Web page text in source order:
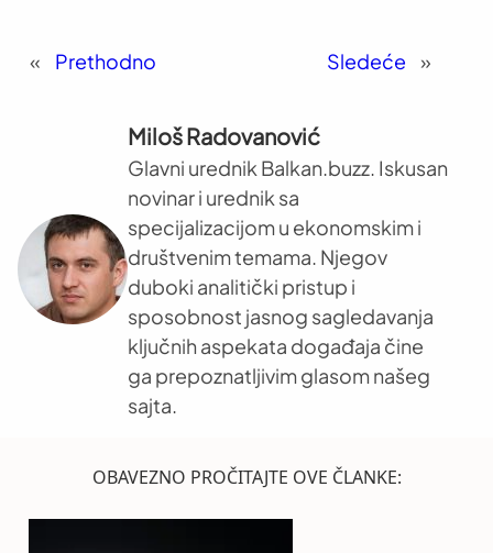
« Prethodno Sledeće »
Miloš Radovanović
Glavni urednik Balkan.buzz. Iskusan
novinar i urednik sa
specijalizacijom u ekonomskim i
društvenim temama. Njegov
duboki analitički pristup i
sposobnost jasnog sagledavanja
ključnih aspekata događaja čine
ga prepoznatljivim glasom našeg
sajta.
OBAVEZNO PROČITAJTE OVE ČLANKE: